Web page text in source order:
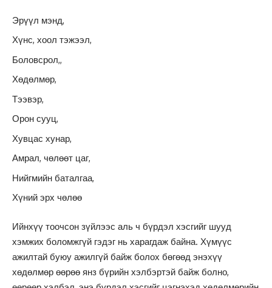
Эрүүл мэнд,
Хүнс, хоол тэжээл,
Боловсрол,,
Хөдөлмөр,
Тээвэр,
Орон сууц,
Хувцас хунар,
Амрал, чөлөөт цаг,
Нийгмийн баталгаа,
Хүний эрх чөлөө
Ийнхүү тоочсон зүйлээс аль ч бүрдэл хэсгийг шууд
хэмжих боломжгүй гэдэг нь харагдаж байна. Хүмүүс
ажилтай буюу ажилгүй байж болох бөгөөд энэхүү
хөдөлмөр өөрөө янз бүрийн хэлбэртэй байж болно,